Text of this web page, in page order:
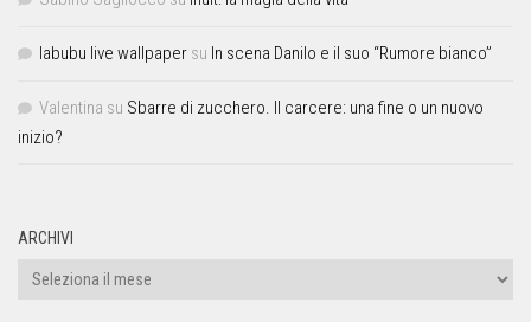
labubu live wallpaper su In scena Danilo e il suo “Rumore bianco”
Valentina su Sbarre di zucchero. Il carcere: una fine o un nuovo
inizio?
ARCHIVI